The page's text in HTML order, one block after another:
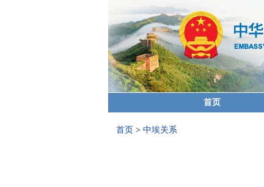
首页
首页 > 中埃关系